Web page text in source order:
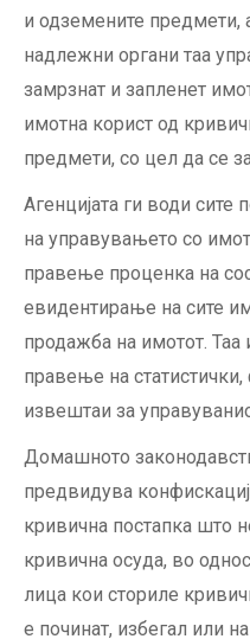
и одземените предмети,
надлежни органи таа
замрзнат и запленет
имотна корист од
предмети, со цел да се
Агенцијата ги води сите
на управувањето со
правење проценка на
евидентирање на сите
продажба на имотот. Таа
правење на
извештаи за
Домашното
предвидува
кривична постапка што
кривична осуда, во
лица кои сториле
е починат, избегал или